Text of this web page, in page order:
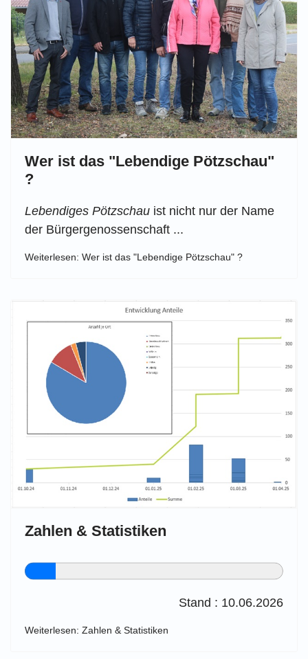
Wer ist das "Lebendige Pötzschau"
?
Lebendiges Pötzschau ist nicht nur der Name
der Bürgergenossenschaft ...
Weiterlesen: Wer ist das "Lebendige Pötzschau" ?
Zahlen & Statistiken
Stand : 10.06.2026
Weiterlesen: Zahlen & Statistiken